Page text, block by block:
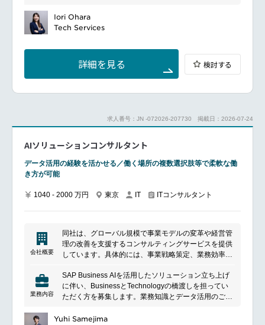
術力を習得できる
志向に応じてマネジメント／スペシャリスト双方のキ
━━━━━━━━━━━━━━━#spotlightjob2
トの多様なニーズに応えています。また、独立系なら
ではのニュートラルな立場を活かし、クライアントフ
※コンサルティングやITに関する知識、営業経験の有
無は問いません！
同社は、ご自身の身に着けたい領域やサービスに合わ
せた知識習得を全面的に支援します。
また、経験豊富な業務/ITコンサルタントに随時相談す
る事も可能です。
り、収益責任を持たず、品質管理に責任を持つため、
に合致しています。
も、将来的に戦略コンサルになれる可能性が他社に比
同社はプロフェッショナルな人財を育成していくこと
が重要であると考えています。
このため、体系立てた各種カリキュラムやトレーニン
■就業環境
ホワイト500にも認定されている企業であり、残業、
時短、リモートワークなど柔軟に働ける環境を提供し
Iori Ohara
Tech Services
詳細を見る 検討する
求人番号：JN -072026-207730 掲載日：2026-07-24
AIソリューションコンサルタント
データ活用の経験を活かせる／働く場所の複数選択肢等で柔軟な働
き方が可能
1040 - 2000 万円 東京 IT ITコンサルタント
会社概要
同社は、グローバル規模で事業モデルの変革や経営管
理の改善を支援するコンサルティングサービスを提供
しています。具体的には、事業戦略策定、業務効率改
理、IT戦略策定、組織人事マネジメント変革など、幅
広い分野でクライアントのビジネス課題に対応しま
す。グローバル化と複雑化するビジネス環境におい
す。
業務内容
SAP Business AIを活用したソリューション立ち上げ
に伴い、BusinessとTechnologyの橋渡しを担ってい
ただく方を募集します。業務知識とデータ活用のご経
方を求めています。
Yuhi Samejima